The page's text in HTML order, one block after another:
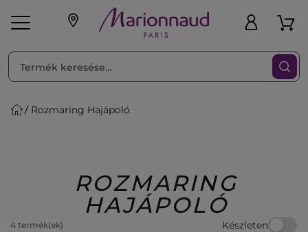
Parfüm
Beauty
Rozmaring Hajápoló
ROZMARING
HAJÁPOLÓ
4 termék(ek) Készleten
RENDEZéS Szűrő